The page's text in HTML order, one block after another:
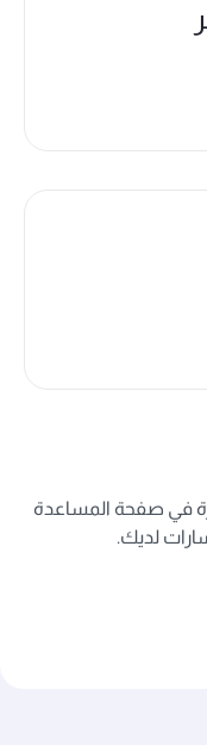
في صفحة المساعدة
لديك.